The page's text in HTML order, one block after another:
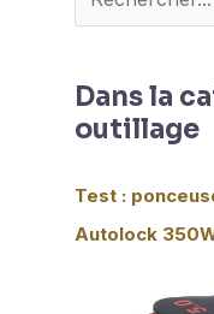
Dans la
outillage
Test :
Autolock